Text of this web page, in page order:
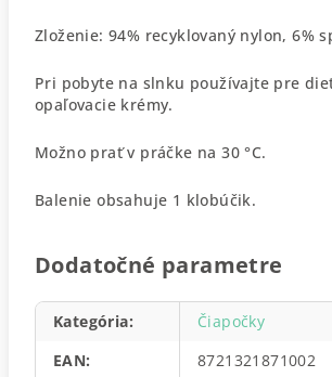
Zloženie: 94% recyklovaný nylon, 6%
Pri pobyte na slnku používajte pre
opaľovacie krémy.
Možno prať v práčke na 30 °C.
Balenie obsahuje 1 klobúčik.
Dodatočné parametre
Kategória:
Čiapočky
EAN:
8721321871002